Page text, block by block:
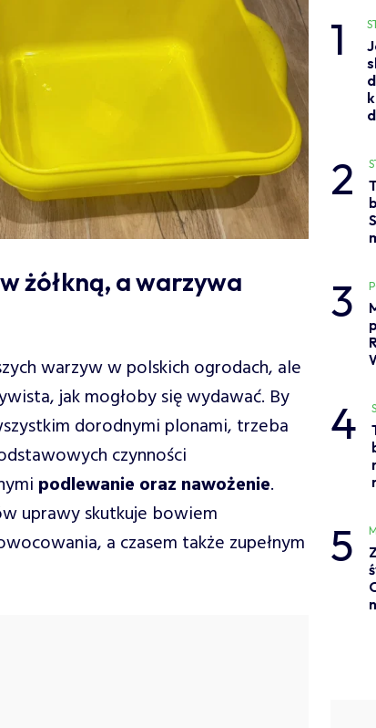
żółkną, a warzywa
warzyw w polskich ogrodach, ale
jak mogłoby się wydawać. By
dorodnymi plonami, trzeba
czynności
podlewanie oraz nawożenie.
uprawy skutkuje bowiem
a czasem także zupełnym
1
2
3
4
5